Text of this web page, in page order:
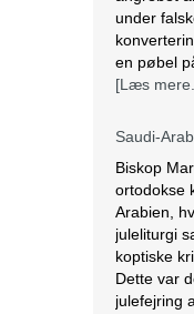
ortodokse
Arabien,
juleliturgi
koptiske
Dette var
nation, der
Medina.
Arabien
hjælpe
Lesbisk
efter